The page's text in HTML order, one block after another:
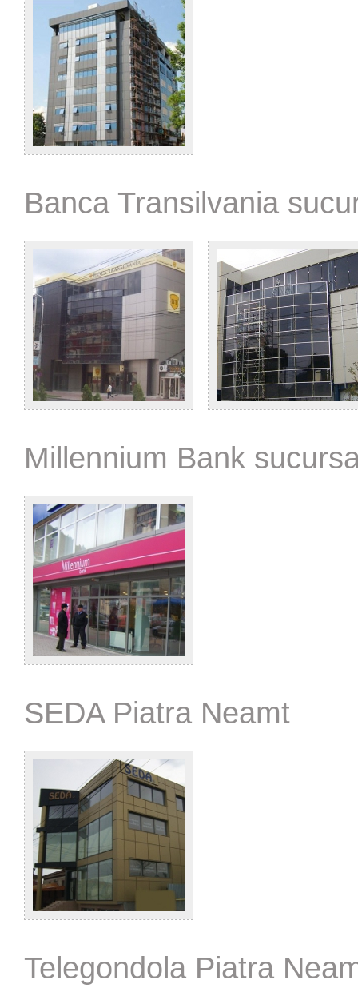
Banca Transilvania
Millennium Bank
SEDA Piatra Neamt
Telegondola Piatra